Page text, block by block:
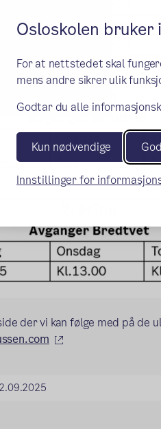
Osloskolen
For at nettstedet skal
mens andre sikrer ulik
Godtar du alle
Kun nødvendige
Innstillinger for
der vi kan følge med på de
(ekstern lenke)